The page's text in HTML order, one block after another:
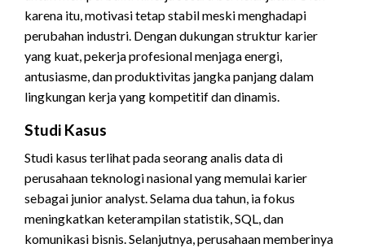
karena itu, motivasi tetap stabil meski menghadapi
perubahan industri. Dengan dukungan struktur karier
yang kuat, pekerja profesional menjaga energi,
antusiasme, dan produktivitas jangka panjang dalam
lingkungan kerja yang kompetitif dan dinamis.
Studi Kasus
Studi kasus terlihat pada seorang analis data di
perusahaan teknologi nasional yang memulai karier
sebagai junior analyst. Selama dua tahun, ia fokus
meningkatkan keterampilan statistik, SQL, dan
komunikasi bisnis. Selanjutnya, perusahaan memberinya